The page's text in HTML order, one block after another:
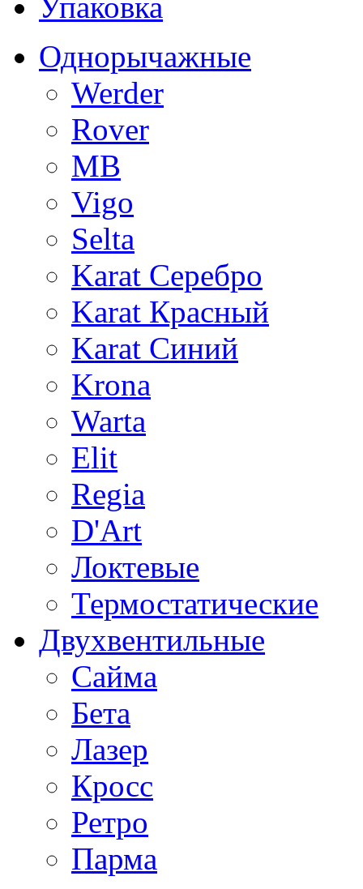
Однорычажные
Werder
Rover
MB
Vigo
Selta
Karat Серебро
Karat Красный
Karat Синий
Krona
Warta
Elit
Regia
D'Art
Локтевые
Термостатические
Двухвентильные
Сайма
Бета
Лазер
Кросс
Ретро
Парма